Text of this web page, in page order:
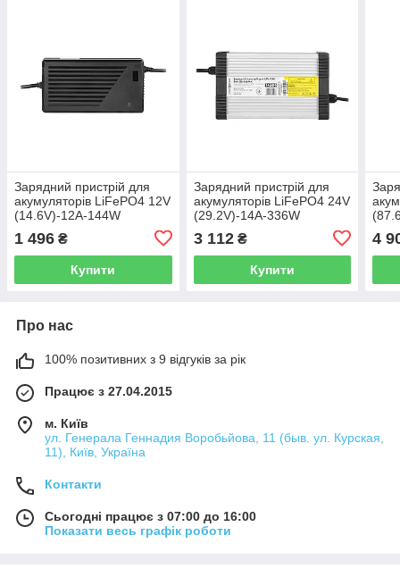
Зарядний пристрій для
акумуляторів LiFePO4 12V
(14.6V)-12A-144W
1 496 ₴
Купити
Зарядний пристрій для
акумуляторів LiFePO4 24V
(29.2V)-14A-336W
3 112₴
Купити
4
Про нас
100% позитивних з 9 відгуків за рік
Працює з 27.04.2015
м. Київ
ул. Генерала Геннадия Воробьйова, 11 (быв. ул. Курская,
11), Київ, Україна
Контакти
Сьогодні працює з 07:00 до 16:00
Показати весь графік роботи